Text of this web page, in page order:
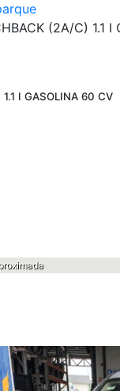
(2A/C) 1.1 I
I GASOLINA 60 CV